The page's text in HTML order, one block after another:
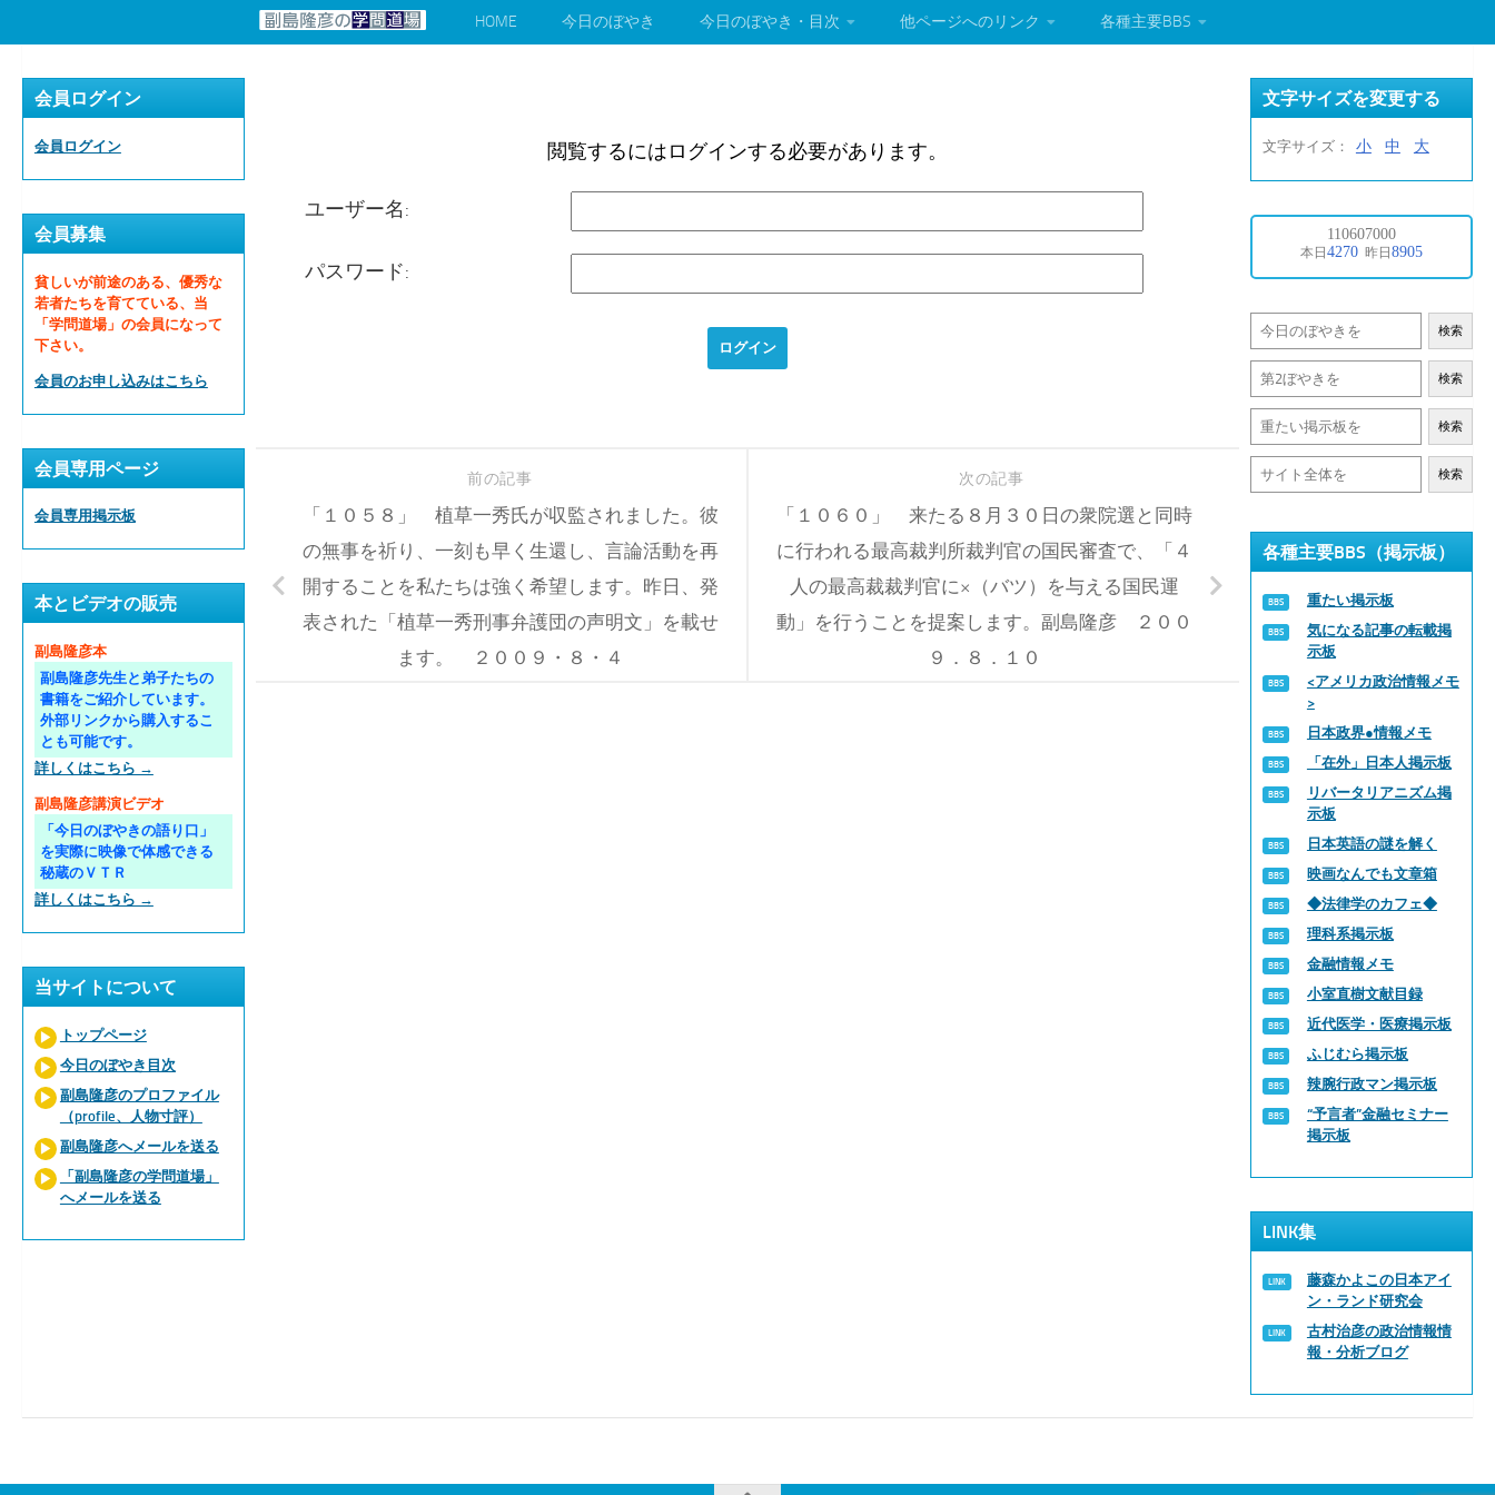
HOME 今日のぼやき 今日のぼやき・目次 他ページへのリンク 各種主要BBS
閲覧するにはログインする必要があります。
ユーザー名:
パスワード:
次の記事
「１０６０」 来たる８月３０日の衆院選と同時
に行われる最高裁判所裁判官の国民審査で、「４
人の最高裁裁判官に×（バツ）を与える国民運
動」を行うことを提案します。副島隆彦 ２００
９．８．１０
前の記事
「１０５８」 植草一秀氏が収監されました。彼
の無事を祈り、一刻も早く生還し、言論活動を再
開することを私たちは強く希望します。昨日、発
表された「植草一秀刑事弁護団の声明文」を載せ
ます。 ２００９・８・４
会員ログイン
会員ログイン
会員募集
貧しいが前途のある、優秀な
若者たちを育てている、当
「学問道場」の会員になって
下さい。
会員のお申し込みはこちら
会員専用ページ
会員専用掲示板
本とビデオの販売
副島隆彦本
副島隆彦先生と弟子たちの
書籍をご紹介しています。
外部リンクから購入するこ
とも可能です。
詳しくはこちら →
副島隆彦講演ビデオ
「今日のぼやきの語り口」
を実際に映像で体感できる
秘蔵のＶＴＲ
詳しくはこちら →
当サイトについて
トップページ
今日のぼやき目次
副島隆彦のプロファイル
（profile、人物寸評）
副島隆彦へメールを送る
「副島隆彦の学問道場」
へメールを送る
文字サイズを変更する
文字サイズ： 小 中 大
検索
検索
検索
検索
各種主要BBS（掲示板）
重たい掲示板
気になる記事の転載掲
示板
<アメリカ政治情報メモ
>
日本政界●情報メモ
「在外」日本人掲示板
リバータリアニズム掲
示板
日本英語の謎を解く
映画なんでも文章箱
◆法律学のカフェ◆
理科系掲示板
金融情報メモ
小室直樹文献目録
近代医学・医療掲示板
ふじむら掲示板
辣腕行政マン掲示板
“予言者”金融セミナー
掲示板
LINK集
藤森かよこの日本アイ
ン・ランド研究会
古村治彦の政治情報情
報・分析ブログ